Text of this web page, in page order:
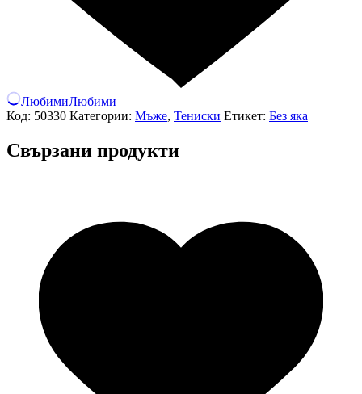
ЛюбимиЛюбими
Код: 50330 Категории: Мъже, Тениски Етикет: Без яка
Свързани продукти